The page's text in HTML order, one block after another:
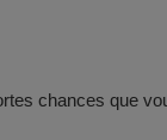
chances que